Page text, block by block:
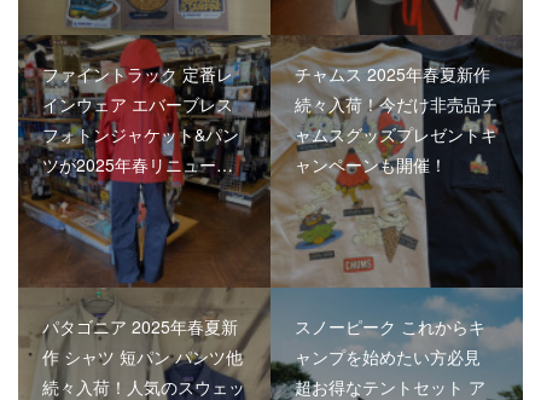
ファイントラック 定番レ
インウェア エバーブレス
フォトンジャケット&パン
ツが2025年春リニュー…
チャムス 2025年春夏新作
続々入荷！今だけ非売品チ
ャムスグッズプレゼントキ
ャンペーンも開催！
パタゴニア 2025年春夏新
作 シャツ 短パン パンツ他
続々入荷！人気のスウェッ
スノーピーク これからキ
ャンプを始めたい方必見
超お得なテントセット ア